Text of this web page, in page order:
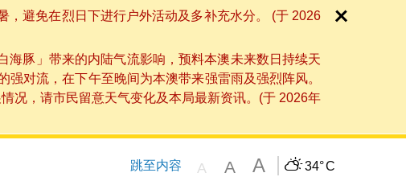
避免在烈日下进行户外活动及多补充水分。 (于 2026
豚」带来的内陆气流影响，预料本澳未来数日持续天
对流，在下午至晚间为本澳带来强雷雨及强烈阵风。
况，请市民留意天气变化及本局最新资讯。(于 2026年
跳至内容 A A A 34°C